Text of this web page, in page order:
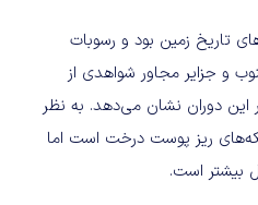
تاریخ زمین بود و رسوبات
و جزایر مجاور شواهدی از
دوران نشان می‌دهد. به نظر
ریز پوست درخت است اما
بیشتر است.